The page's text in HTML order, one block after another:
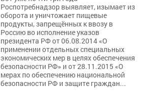
Роспотребнадзор выявляет, изымает из
оборота и уничтожает пищевые
продукты, запрещённых к ввозу в
Россию во исполнение указов
президента РФ от 06.08.2014 «О
применении отдельных специальных
экономических мер в целях обеспечения
безопасности РФ» и от 28.11.2015 «О
мерах по обеспечению национальной
безопасности РФ и защите граждан...